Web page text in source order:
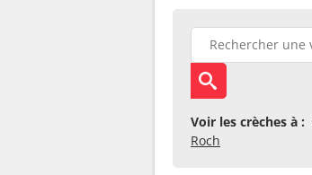
Voir les crèches à :
Roch